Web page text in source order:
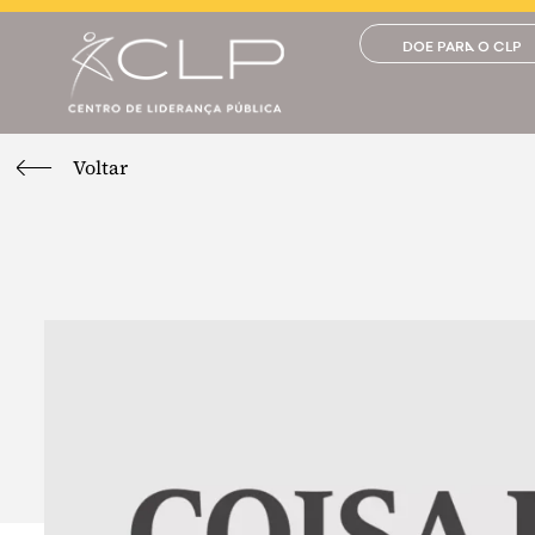
DOE PARA O CLP
Voltar